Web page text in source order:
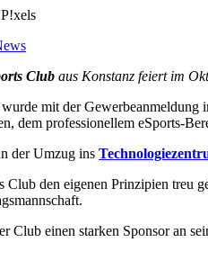
Club aus Konstanz feiert im
wurde mit der Gewerbeanmeldung
dem professionellem eSports-
der Umzug ins
Club den eigenen Prinzipien
Club einen starken Sponsor an